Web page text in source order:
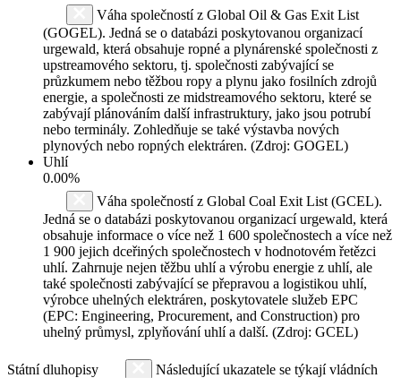
Váha společností z Global Oil & Gas Exit List
(GOGEL). Jedná se o databázi poskytovanou organizací
urgewald, která obsahuje ropné a plynárenské společnosti z
upstreamového sektoru, tj. společnosti zabývající se
průzkumem nebo těžbou ropy a plynu jako fosilních zdrojů
energie, a společnosti ze midstreamového sektoru, které se
zabývají plánováním další infrastruktury, jako jsou potrubí
nebo terminály. Zohledňuje se také výstavba nových
plynových nebo ropných elektráren. (Zdroj: GOGEL)
Uhlí
0.00%
Váha společností z Global Coal Exit List (GCEL).
Jedná se o databázi poskytovanou organizací urgewald, která
obsahuje informace o více než 1 600 společnostech a více než
1 900 jejich dceřiných společnostech v hodnotovém řetězci
uhlí. Zahrnuje nejen těžbu uhlí a výrobu energie z uhlí, ale
také společnosti zabývající se přepravou a logistikou uhlí,
výrobce uhelných elektráren, poskytovatele služeb EPC
(EPC: Engineering, Procurement, and Construction) pro
uhelný průmysl, zplyňování uhlí a další. (Zdroj: GCEL)
Státní dluhopisy
Následující ukazatele se týkají vládních